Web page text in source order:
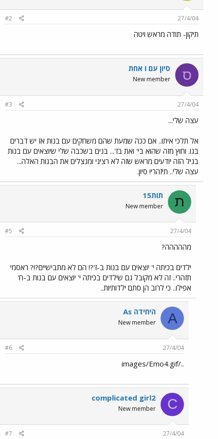
27/4/04
#2
תיקון- תודה מראש ויטה
ס סיון עם ו אחת
New member
27/4/04
#3
עצה שלי...
אל תלכי איתו.. אם ככה שמעת שהם משחקים עם בנות אז יש דברים
בגו. וחוץ מזה שהוא בי' ואת בז'... בנים בשכבה שלי שיוצאים עם בנות
בגיל הזה יודעים מראש שזה לא רציני ומנצלים את הבנות האלה...
עצה שלי.. תיזהרי! סיון.
ת תות15
New member
27/4/04
#5
מההההה?
ילדים בכיתה י' יוצאים עם בנות ב-ז'?! הם לא מתבישיים?!? ראסמי
תזהרי.. זה לא מקובל גם שילדים בכיתה י' יוצאים עם בנות ב-ח'
אפילו.. כי לרוב הן סתם ילדותיות..
A As היחידה
New member
27/4/04
#6
../images/Emo4.gif
C
complicated girl2
New member
27/4/04
#7